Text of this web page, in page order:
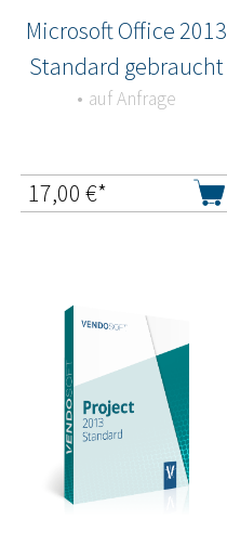
Microsoft Office 2013
Standard gebraucht
auf Anfrage
17,00 €*